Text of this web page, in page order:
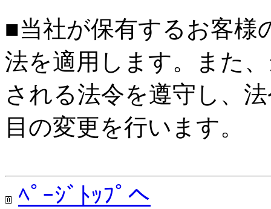
■当社が保有するお客様
法を適用します。また
される法令を遵守し、
目の変更を行います。
ﾍﾟｰｼﾞﾄｯﾌﾟへ